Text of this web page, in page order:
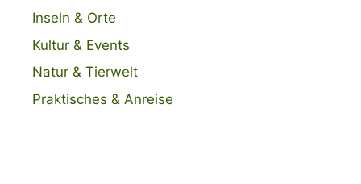
Inseln & Orte
Kultur & Events
Natur & Tierwelt
Praktisches & Anreise